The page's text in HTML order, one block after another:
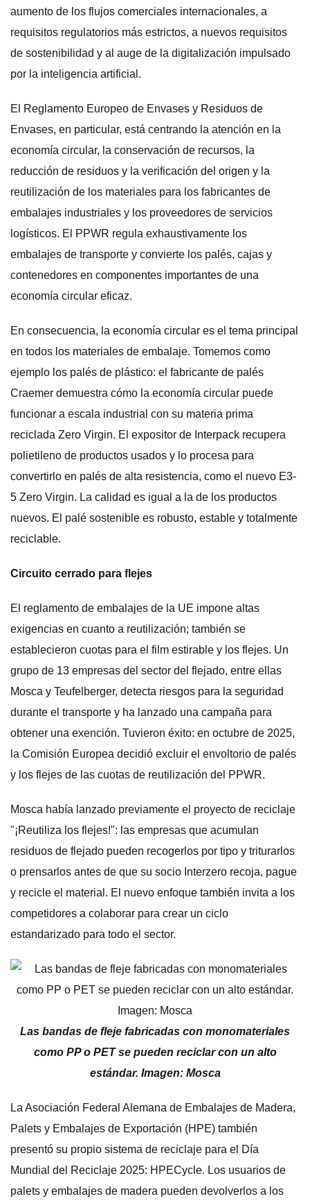
aumento de los flujos comerciales internacionales, a
requisitos regulatorios más estrictos, a nuevos requisitos
de sostenibilidad y al auge de la digitalización impulsado
por la inteligencia artificial.
El Reglamento Europeo de Envases y Residuos de
Envases, en particular, está centrando la atención en la
economía circular, la conservación de recursos, la
reducción de residuos y la verificación del origen y la
reutilización de los materiales para los fabricantes de
embalajes industriales y los proveedores de servicios
logísticos. El PPWR regula exhaustivamente los
embalajes de transporte y convierte los palés, cajas y
contenedores en componentes importantes de una
economía circular eficaz.
En consecuencia, la economía circular es el tema principal
en todos los materiales de embalaje. Tomemos como
ejemplo los palés de plástico: el fabricante de palés
Craemer demuestra cómo la economía circular puede
funcionar a escala industrial con su materia prima
reciclada Zero Virgin. El expositor de Interpack recupera
polietileno de productos usados ​​y lo procesa para
convertirlo en palés de alta resistencia, como el nuevo E3-
5 Zero Virgin. La calidad es igual a la de los productos
nuevos. El palé sostenible es robusto, estable y totalmente
reciclable.
Circuito cerrado para flejes
El reglamento de embalajes de la UE impone altas
exigencias en cuanto a reutilización; también se
establecieron cuotas para el film estirable y los flejes. Un
grupo de 13 empresas del sector del flejado, entre ellas
Mosca y Teufelberger, detecta riesgos para la seguridad
durante el transporte y ha lanzado una campaña para
obtener una exención. Tuvieron éxito: en octubre de 2025,
la Comisión Europea decidió excluir el envoltorio de palés
y los flejes de las cuotas de reutilización del PPWR.
Mosca había lanzado previamente el proyecto de reciclaje
"¡Reutiliza los flejes!": las empresas que acumulan
residuos de flejado pueden recogerlos por tipo y triturarlos
o prensarlos antes de que su socio Interzero recoja, pague
y recicle el material. El nuevo enfoque también invita a los
competidores a colaborar para crear un ciclo
estandarizado para todo el sector.
Las bandas de fleje fabricadas con monomateriales
como PP o PET se pueden reciclar con un alto
estándar. Imagen: Mosca
La Asociación Federal Alemana de Embalajes de Madera,
Palets y Embalajes de Exportación (HPE) también
presentó su propio sistema de reciclaje para el Día
Mundial del Reciclaje 2025: HPECycle. Los usuarios de
palets y embalajes de madera pueden devolverlos a los